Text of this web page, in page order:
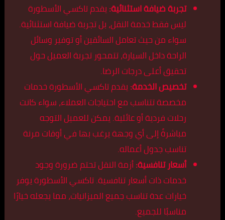
تجربة ضيافة استثنائية:يقدم تاكسي الأسطورة
ليس فقط خدمة النقل، بل تجربة ضيافة استثنائية.
سواء من حيث تعامل السائقين أو توفير وسائل
الراحة داخل السيارة، تتمحور تجربة العميل حول
تحقيق أعلى درجات الرضا.
تخصيص الخدمة:يقدم تاكسي الأسطورة خدمات
مخصصة تتناسب مع احتياجات العملاء، سواء كانت
رحلات فردية أو عائلية. يمكن للعميل التوجه
مباشرةً إلى أي وجهة يرغب بها في أوقات مرنة
تناسب جدول أعماله.
أسعار تنافسية:أزمة النقل تحتم ضرورة وجود
خدمات ذات أسعار تنافسية. تاكسي الأسطورة يوفر
خيارات عدة تناسب جميع الميزانيات، مما يجعله خيارًا
مناسبًا للجميع.